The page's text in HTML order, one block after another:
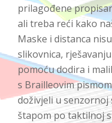
prilagođene
ali treba reći kako
Maske i distanca
slikovnica,
pomoću dodira i
s Brailleovim
doživjeli u senzornoj
štapom po taktilnoj